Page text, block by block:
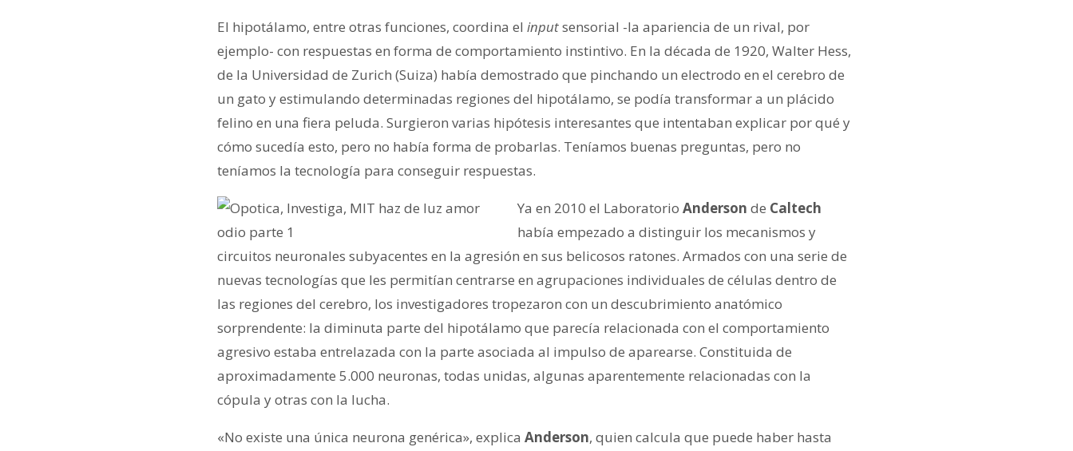
El hipotálamo, entre otras funciones, coordina el inputsensorial -la apariencia de un rival, por
ejemplo- con respuestas en forma de comportamiento instintivo. En la década de 1920, Walter Hess,
de la Universidad de Zurich (Suiza) había demostrado que pinchando un electrodo en el cerebro de
un gato y estimulando determinadas regiones del hipotálamo, se podía transformar a un plácido
felino en una fiera peluda. Surgieron varias hipótesis interesantes que intentaban explicar por qué y
cómo sucedía esto, pero no había forma de probarlas. Teníamos buenas preguntas, pero no
teníamos la tecnología para conseguir respuestas.
Ya en 2010 el Laboratorio Anderson de Caltech
había empezado a distinguir los mecanismos y
circuitos neuronales subyacentes en la agresión en sus belicosos ratones. Armados con una serie de
nuevas tecnologías que les permitían centrarse en agrupaciones individuales de células dentro de
las regiones del cerebro, los investigadores tropezaron con un descubrimiento anatómico
sorprendente: la diminuta parte del hipotálamo que parecía relacionada con el comportamiento
agresivo estaba entrelazada con la parte asociada al impulso de aparearse. Constituida de
aproximadamente 5.000 neuronas, todas unidas, algunas aparentemente relacionadas con la
cópula y otras con la lucha.
«No existe una única neurona genérica», explica Anderson, quien calcula que puede haber hasta